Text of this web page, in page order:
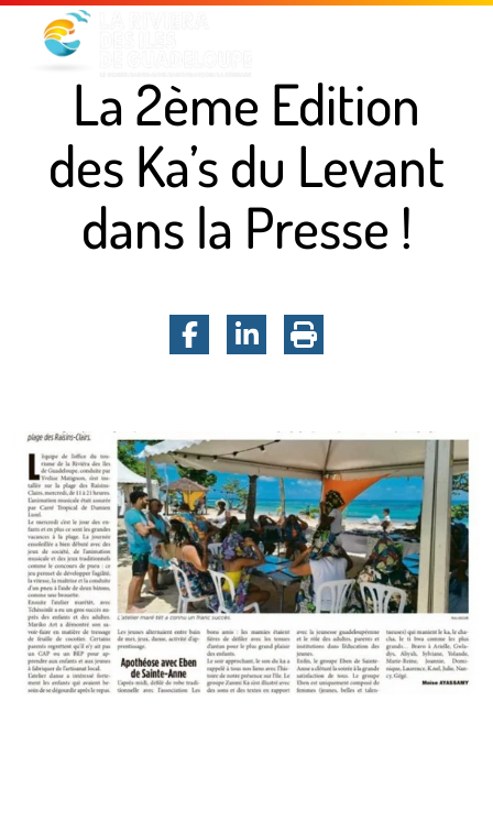
Menu principal
Contenu principal
Pied de page
La 2ème Edition
des Ka’s du Levant
dans la Presse !
Facebook
LinkedInImprimer la
La 2ème Edition des Ka’s du